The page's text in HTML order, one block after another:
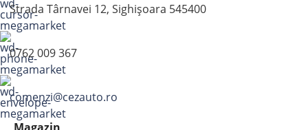
Strada Târnavei 12, Sighișoara 545400
0762 009 367
comenzi@cezauto.ro